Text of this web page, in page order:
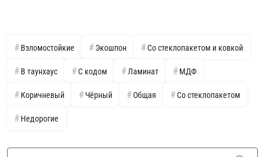
Взломостойкие Экошпон Со стеклопакетом и ковкой
В таунхаус С кодом Ламинат МДФ
Коричневый Чёрный Общая Со стеклопакетом
Недорогие